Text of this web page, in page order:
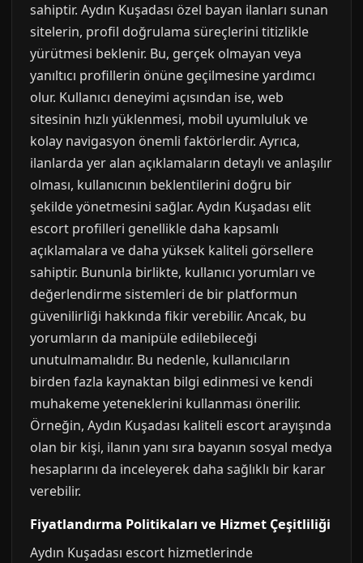
sahiptir. Aydın Kuşadası özel bayan ilanları sunan
sitelerin, profil doğrulama süreçlerini titizlikle
yürütmesi beklenir. Bu, gerçek olmayan veya
yanıltıcı profillerin önüne geçilmesine yardımcı
olur. Kullanıcı deneyimi açısından ise, web
sitesinin hızlı yüklenmesi, mobil uyumluluk ve
kolay navigasyon önemli faktörlerdir. Ayrıca,
ilanlarda yer alan açıklamaların detaylı ve anlaşılır
olması, kullanıcının beklentilerini doğru bir
şekilde yönetmesini sağlar. Aydın Kuşadası elit
escort profilleri genellikle daha kapsamlı
açıklamalara ve daha yüksek kaliteli görsellere
sahiptir. Bununla birlikte, kullanıcı yorumları ve
değerlendirme sistemleri de bir platformun
güvenilirliği hakkında fikir verebilir. Ancak, bu
yorumların da manipüle edilebileceği
unutulmamalıdır. Bu nedenle, kullanıcıların
birden fazla kaynaktan bilgi edinmesi ve kendi
muhakeme yeteneklerini kullanması önerilir.
Örneğin, Aydın Kuşadası kaliteli escort arayışında
olan bir kişi, ilanın yanı sıra bayanın sosyal medya
hesaplarını da inceleyerek daha sağlıklı bir karar
verebilir.
Fiyatlandırma Politikaları ve Hizmet Çeşitliliği
Aydın Kuşadası escort hizmetlerinde